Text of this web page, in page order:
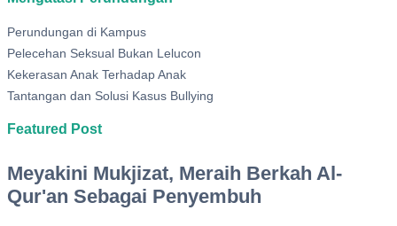
Perundungan di Kampus
Pelecehan Seksual Bukan Lelucon
Kekerasan Anak Terhadap Anak
Tantangan dan Solusi Kasus Bullying
Featured Post
Meyakini Mukjizat, Meraih Berkah Al-
Qur'an Sebagai Penyembuh